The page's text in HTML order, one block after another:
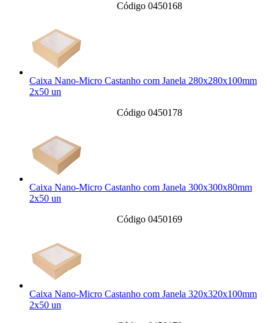
Código 0450168
Caixa Nano-Micro Castanho com Janela 280x280x100mm
2x50 un
Código 0450178
Caixa Nano-Micro Castanho com Janela 300x300x80mm
2x50 un
Código 0450169
Caixa Nano-Micro Castanho com Janela 320x320x100mm
2x50 un